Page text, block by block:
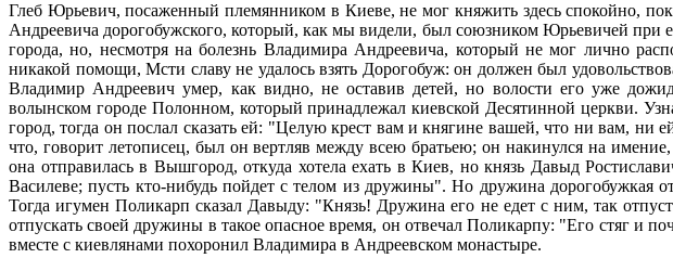
Глеб Юрьевич, посаженный племянником в Киеве, не мог княжить здесь спокойно,
Андреевича дорогобужского, который, как мы видели, был союзником Юрьевичей при
города, но, несмотря на болезнь Владимира Андреевича, который не мог лично
никакой помощи, Мсти славу не удалось взять Дорогобуж: он должен был
Владимир Андреевич умер, как видно, не оставив детей, но волости его уже
волынском городе Полонном, который принадлежал киевской Десятинной церкви.
город, тогда он послал сказать ей: "Целую крест вам и княгине вашей, что ни вам, ни
что, говорит летописец, был он вертляв между всею братьею; он накинулся на
она отправилась в Вышгород, откуда хотела ехать в Киев, но князь Давыд
Василеве; пусть кто-нибудь пойдет с телом из дружины". Но дружина дорогобужкая
Тогда игумен Поликарп сказал Давыду: "Князь! Дружина его не едет с ним, так
отпускать своей дружины в такое опасное время, он отвечал Поликарпу: "Его стяг и
вместе с киевлянами похоронил Владимира в Андреевском монастыре.